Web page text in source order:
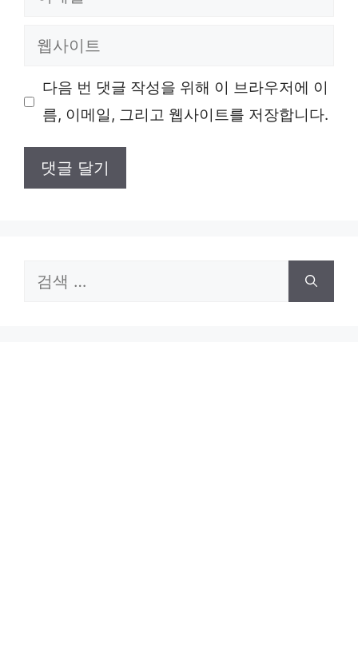
일
웹
이 다음 번 댓글 작성을 위해 이 브라우저에 이
름, 이메일, 그리고 웹사이트를 저장합니다.
검